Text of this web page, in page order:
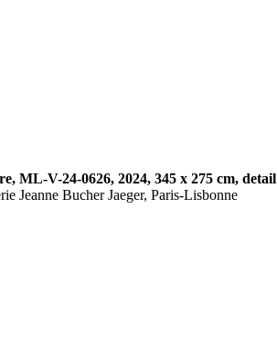
ML-V-24-0626, 2024, 345 x 275 cm, detail
Jeanne Bucher Jaeger, Paris-Lisbonne